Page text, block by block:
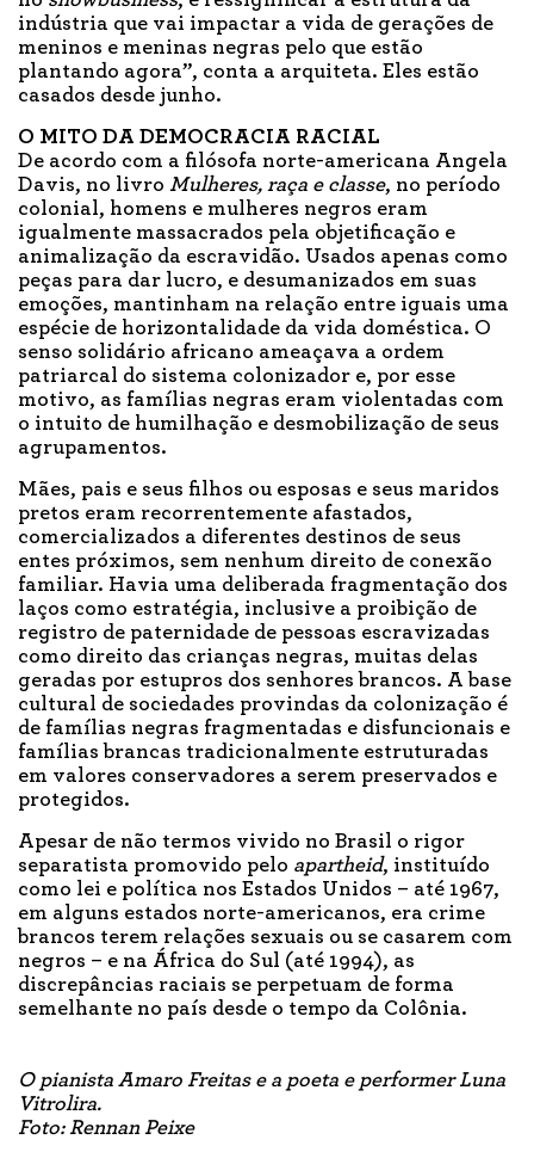
indústria que vai impactar a vida de gerações de
meninos e meninas negras pelo que estão
plantando agora”, conta a arquiteta. Eles estão
casados desde junho.
O MITO DA DEMOCRACIA RACIAL
De acordo com a filósofa norte-americana Angela
Davis, no livro Mulheres, raça e classe, no período
colonial, homens e mulheres negros eram
igualmente massacrados pela objetificação e
animalização da escravidão. Usados apenas como
peças para dar lucro, e desumanizados em suas
emoções, mantinham na relação entre iguais uma
espécie de horizontalidade da vida doméstica. O
senso solidário africano ameaçava a ordem
patriarcal do sistema colonizador e, por esse
motivo, as famílias negras eram violentadas com
o intuito de humilhação e desmobilização de seus
agrupamentos.
Mães, pais e seus filhos ou esposas e seus maridos
pretos eram recorrentemente afastados,
comercializados a diferentes destinos de seus
entes próximos, sem nenhum direito de conexão
familiar. Havia uma deliberada fragmentação dos
laços como estratégia, inclusive a proibição de
registro de paternidade de pessoas escravizadas
como direito das crianças negras, muitas delas
geradas por estupros dos senhores brancos. A base
cultural de sociedades provindas da colonização é
de famílias negras fragmentadas e disfuncionais e
famílias brancas tradicionalmente estruturadas
em valores conservadores a serem preservados e
protegidos.
Apesar de não termos vivido no Brasil o rigor
separatista promovido pelo apartheid, instituído
como lei e política nos Estados Unidos – até 1967,
em alguns estados norte-americanos, era crime
brancos terem relações sexuais ou se casarem com
negros – e na África do Sul (até 1994), as
discrepâncias raciais se perpetuam de forma
semelhante no país desde o tempo da Colônia.
O pianista Amaro Freitas e a poeta e performer Luna
Vitrolira.
Foto: Rennan Peixe